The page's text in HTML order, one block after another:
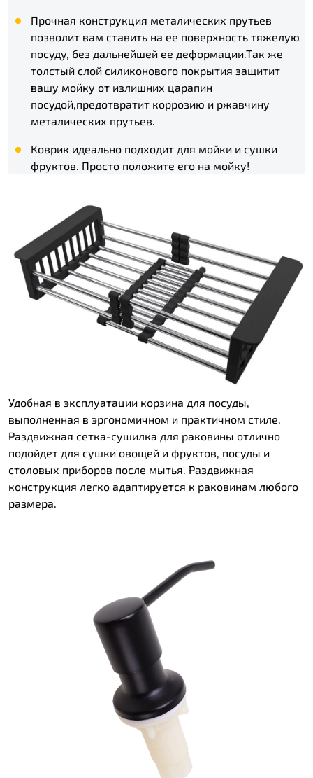
Прочная конструкция металических прутьев
позволит вам ставить на ее поверхность тяжелую
посуду, без дальнейшей ее деформации.Так же
толстый слой силиконового покрытия защитит
вашу мойку от излишних царапин
посудой,предотвратит коррозию и ржавчину
металических прутьев.
Коврик идеально подходит для мойки и сушки
фруктов. Просто положите его на мойку!
Удобная в эксплуатации корзина для посуды,
выполненная в эргономичном и практичном стиле.
Раздвижная сетка-сушилка для раковины отлично
подойдет для сушки овощей и фруктов, посуды и
столовых приборов после мытья. Раздвижная
конструкция легко адаптируется к раковинам любого
размера.